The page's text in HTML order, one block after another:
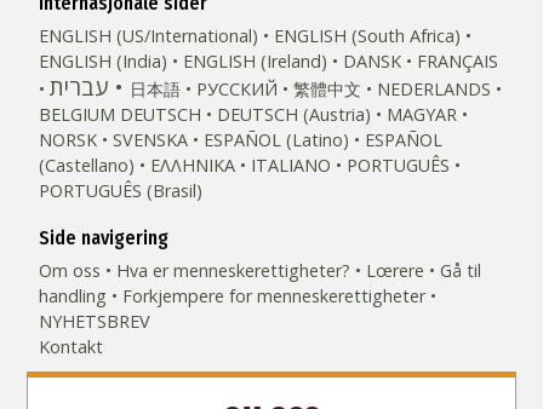
ENGLISH (US/International)
ENGLISH (South Africa)
ENGLISH (India)
ENGLISH (Ireland) DANSK FRANÇAIS
עברית 日本語 РУССКИЙ 繁體中文
NEDERLANDS
BELGIUM DEUTSCH DEUTSCH (Austria)
MAGYAR
NORSK
SVENSKA ESPAÑOL (Latino)
ESPAÑOL
(Castellano)
ΕΛΛΗΝΙΚA ITALIANO
PORTUGUÊS
PORTUGUÊS (Brasil)‎
Side navigering
Om oss
Hva er menneske­rettigheter? Lœrere
Gå til
handling
Forkjempere for menneskerettigheter
NYHETSBREV
Kontakt